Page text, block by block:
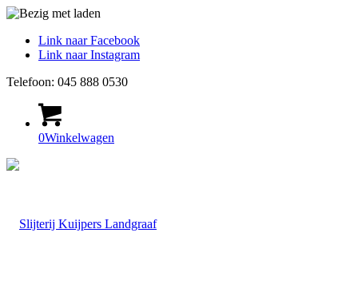
Link naar Facebook
Link naar Instagram
Telefoon: 045 888 0530
0Winkelwagen